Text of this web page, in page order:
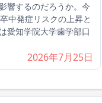
響するのだろうか。今
中発症リスクの上昇と
愛知学院大学歯学部口
2026年7月25日